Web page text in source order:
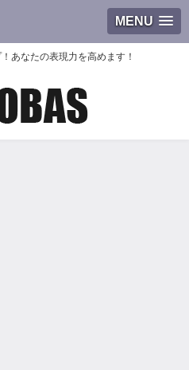
MENU
あなたの表現力を高めます！